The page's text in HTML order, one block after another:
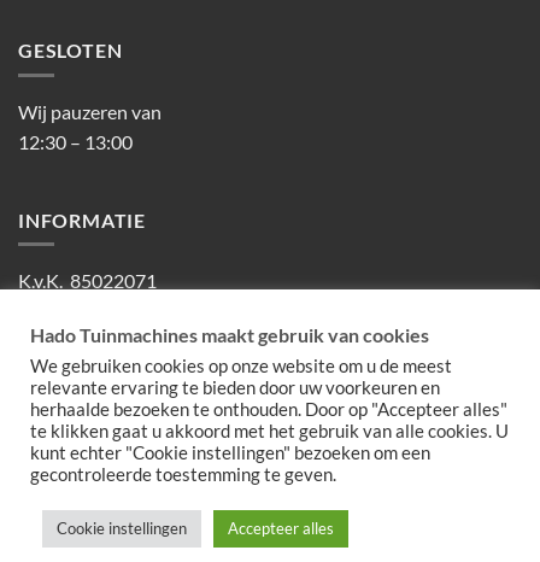
GESLOTEN
Wij pauzeren van
12:30 – 13:00
INFORMATIE
K.v.K. 85022071
IDeal MasterCard
Visa PayPal
OVER ONS PRIVACY
Hado Tuinmachines maakt gebruik van cookies
We gebruiken cookies op onze website om u de meest
relevante ervaring te bieden door uw voorkeuren en
herhaalde bezoeken te onthouden. Door op "Accepteer alles"
te klikken gaat u akkoord met het gebruik van alle cookies. U
kunt echter "Cookie instellingen" bezoeken om een
gecontroleerde toestemming te geven.
Cookie instellingen Accepteer alles